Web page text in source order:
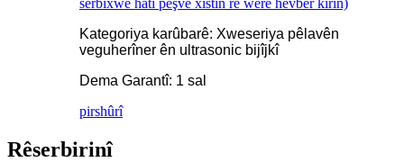
serbixwe hatî pêşve xistin re were hevber kirin)
Kategoriya karûbarê: Xweseriya pêlavên
veguherîner ên ultrasonic bijîjkî
Dema Garantî: 1 sal
pirshûrî
Rêserbirinî